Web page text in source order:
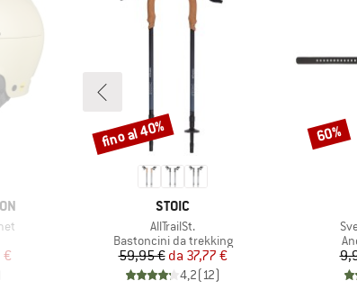
€
MARCHIO
STOIC
Articolo
AllTrailSt.
Gruppo di prodotti
Bastoncini da trekking
Prezzo
59,95 € Prezzo ridotto
da 37,77 €
4,2(12)
Sconto
fino al 40% Sconto
60%